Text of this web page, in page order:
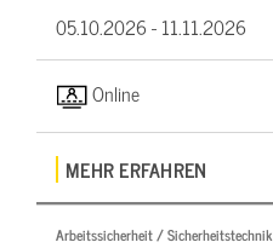
05.10.2026 -11.11.2026
Online
MEHR ERFAHREN
Arbeitssicherheit / Sicherheitstechnik